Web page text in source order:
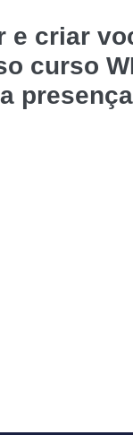
e criar
curso